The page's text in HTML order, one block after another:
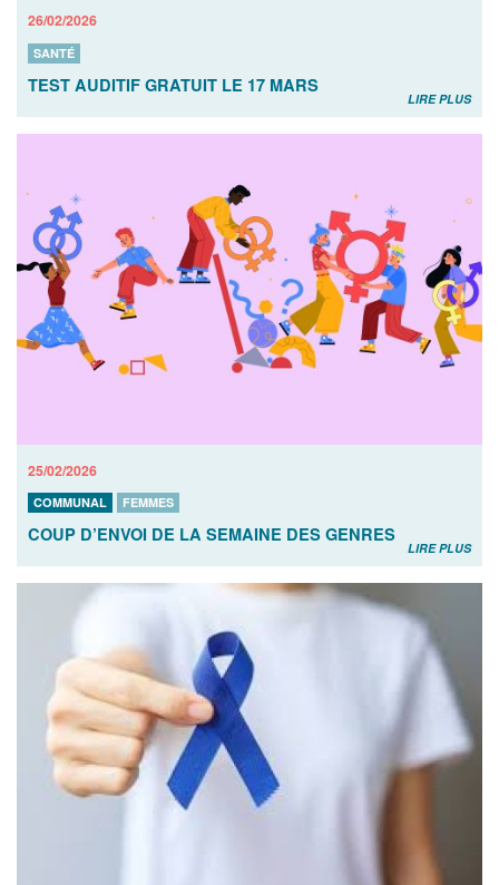
26/02/2026
SANTÉ
TEST AUDITIF GRATUIT LE 17 MARS
LIRE PLUS
25/02/2026
COMMUNAL FEMMES
COUP D’ENVOI DE LA SEMAINE DES GENRES
LIRE PLUS